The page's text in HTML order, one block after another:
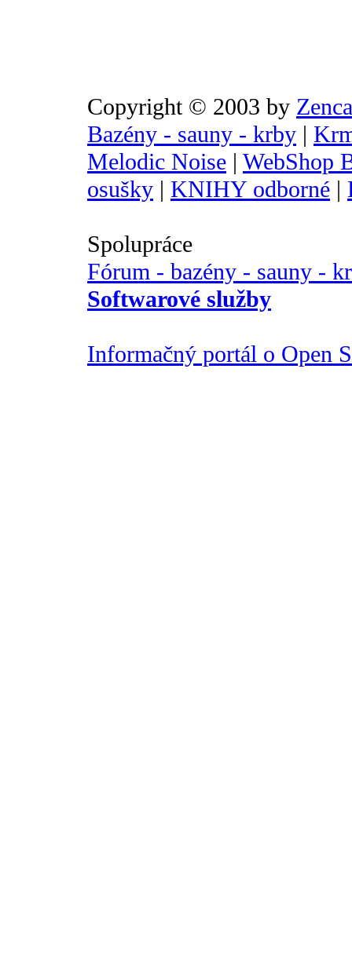
Copyright © 2003 by
Bazény - sauny - krby |
Melodic Noise | WebShop
osušky | KNIHY odborné |
Spolupráce
Fórum - bazény - sauny -
Softwarové služby
Informačný portál o Open